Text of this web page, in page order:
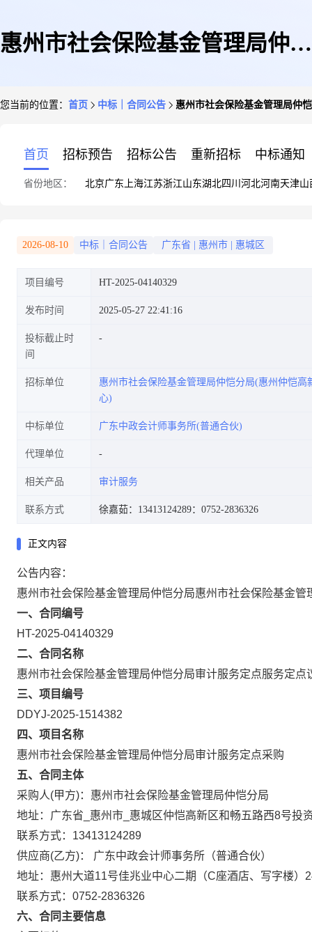
惠州市社会保险基金管理局仲恺
议价采购合同的合同公告
您当前的位置： 首页 中标｜合同公告 惠州市社会保险基金管理局仲
首页 招标预告 招标公告 重新招标 中标通知
省份地区： 北京广东 上海江苏浙江山东湖北四川 河北河南天津山
2026-08-10 中标｜合同公告 广东省 惠州市 惠城区
项目编号 HT-2025-04140329
发布时间 2025-05-27 22:41:16
投标截止时
间
招标单位
惠州市社会保险基金管理局仲恺分局(惠州仲恺高
心)
中标单位 广东中政会计师事务所(普通合伙)
代理单位
相关产品 审计服务
联系方式 徐嘉茹：13413124289：0752-2836326
正文内容
公告内容：
惠州市社会保险基金管理局仲恺分局惠州市社会保险基金
一、合同编号
HT-2025-04140329
二、合同名称
惠州市社会保险基金管理局仲恺分局审计服务定点服务定点
三、项目编号
DDYJ-2025-1514382
四、项目名称
惠州市社会保险基金管理局仲恺分局审计服务定点采购
五、合同主体
采购人(甲方)：惠州市社会保险基金管理局仲恺分局
地址：广东省_惠州市_惠城区仲恺高新区和畅五路西8号投
联系方式：13413124289
供应商(乙方)： 广东中政会计师事务所（普通合伙）
地址：惠州大道11号佳兆业中心二期（C座酒店、写字楼）
联系方式：0752-2836326
六、合同主要信息